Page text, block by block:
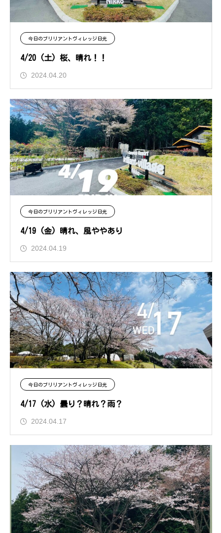
今日のブリリアントヴィレッジ日光
4/20 (土) 桜、晴れ！！
2024.04.20
今日のブリリアントヴィレッジ日光
4/19 (金) 晴れ、風ややあり
2024.04.19
今日のブリリアントヴィレッジ日光
4/17 (水) 曇り？晴れ？雨？
2024.04.17